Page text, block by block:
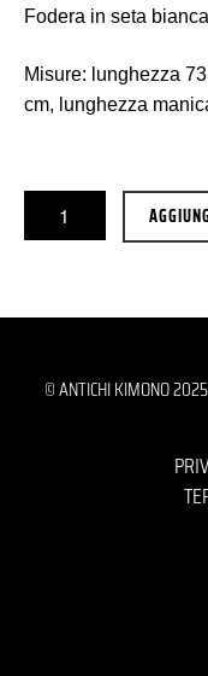
Fodera in seta
Misure: lunghezza
cm, lunghezza
© ANTICHI KIMONO